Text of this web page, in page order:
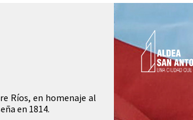
Ríos, en homenaje al
en 1814.